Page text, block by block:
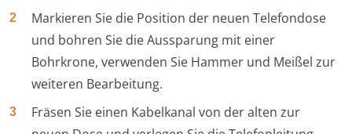
Markieren Sie die Position der neuen Telefondose
und bohren Sie die Aussparung mit einer
Bohrkrone, verwenden Sie Hammer und Meißel zur
weiteren Bearbeitung.
Fräsen Sie einen Kabelkanal von der alten zur